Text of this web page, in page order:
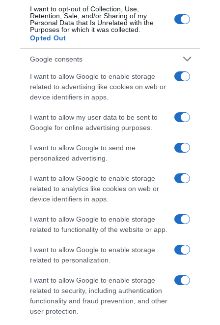
I want to opt-out of Collection, Use,
Retention, Sale, and/or Sharing of my
Personal Data that Is Unrelated with the
Purposes for which it was collected.
Opted Out
Google consents
I want to allow Google to enable storage
related to advertising like cookies on web or
device identifiers in apps.
I want to allow my user data to be sent to
Google for online advertising purposes.
I want to allow Google to send me
personalized advertising.
I want to allow Google to enable storage
related to analytics like cookies on web or
device identifiers in apps.
I want to allow Google to enable storage
related to functionality of the website or app.
I want to allow Google to enable storage
related to personalization.
I want to allow Google to enable storage
related to security, including authentication
functionality and fraud prevention, and other
user protection.
dentalsmiles.contact@gmail.com
210 7297985
Περιφερειακή οδός Ορνού – Νέο Λιμάνι, Αμυγδαλίδι
dentalsmilesmykonos@gmail.com
+30 6944860110
ΧΡΗΣΙΜΑ LINKS
Οδοντιατρείο Μύκονος
Επικοινωνία Επιστημονική Ομάδα
RECENT POSTS
Τερηδόνα θηλασμού: Τι είναι και πώς μπορείτε να
προστατεύσετε το παιδί σας